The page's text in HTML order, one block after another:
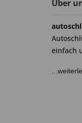
Über
einfach